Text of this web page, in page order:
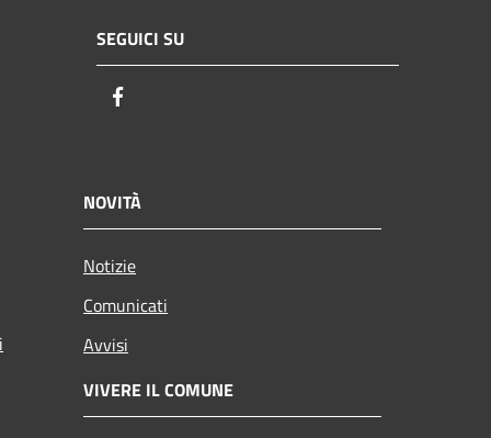
SEGUICI SU
NOVITÀ
Notizie
Comunicati
Avvisi
VIVERE IL COMUNE